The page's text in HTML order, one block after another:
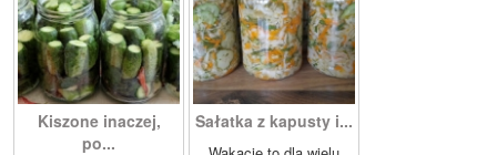
Kiszone inaczej,
po...
Sałatka z kapusty i...